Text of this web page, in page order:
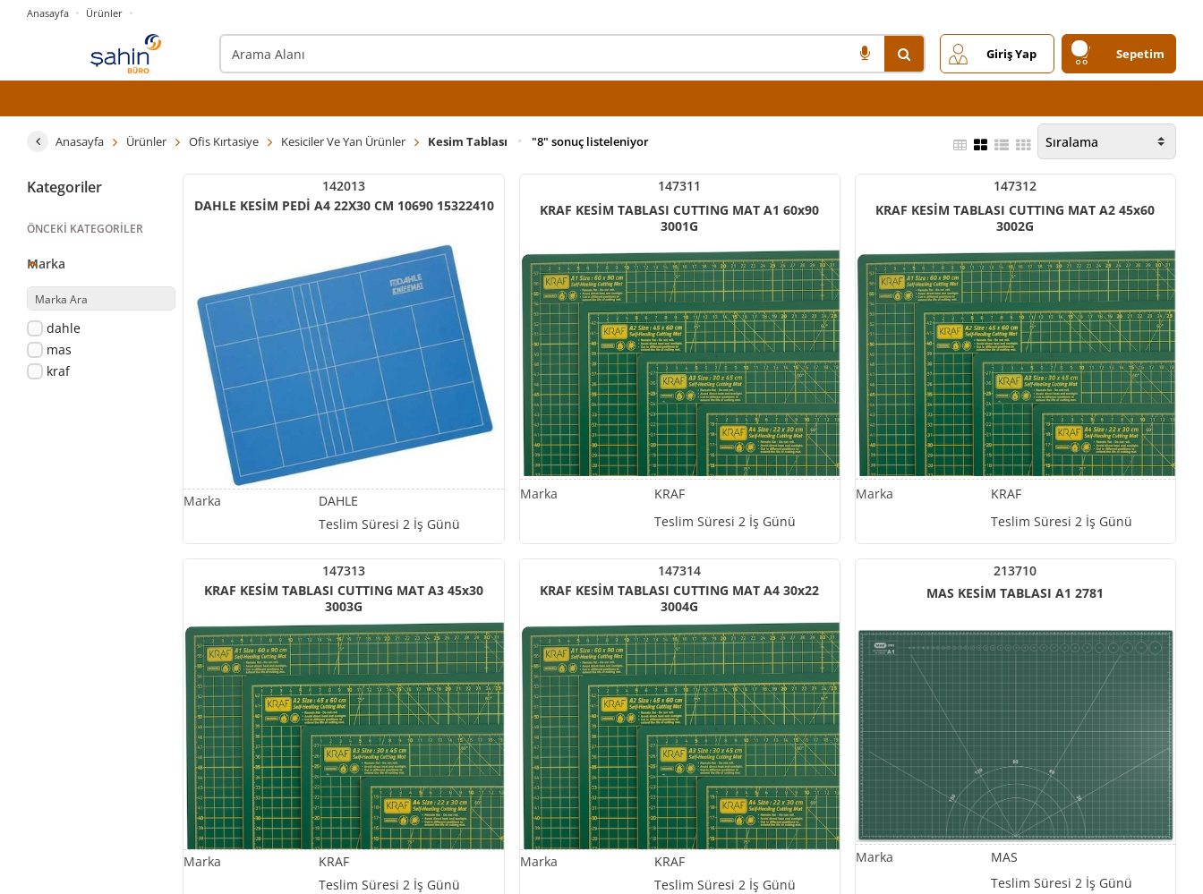
Anasayfa Ürünler
Giriş Yap Sepetim
Anasayfa Ürünler Ofis Kırtasiye Kesiciler Ve Yan Ürünler Kesim Tablası "8" sonuç listeleniyor
Kategoriler
ÖNCEKI KATEGORILER
Marka
dahle
mas
kraf
142013
DAHLE KESİM PEDİ A4 22X30 CM 10690 15322410
DAHLE
Teslim Süresi 2 İş Günü
147311
KRAF KESİM TABLASI CUTTING MAT A1 60x90
3001G
KRAF
Teslim Süresi 2 İş Günü
147312
KRAF KESİM TABLASI CUTTING MAT A2 45x60
3002G
KRAF
Teslim Süresi 2 İş Günü
147313
KRAF KESİM TABLASI CUTTING MAT A3 45x30
3003G
KRAF
Teslim Süresi 2 İş Günü
147314
KRAF KESİM TABLASI CUTTING MAT A4 30x22
3004G
KRAF
Teslim Süresi 2 İş Günü
213710
MAS KESİM TABLASI A1 2781
MAS
Teslim Süresi 2 İş Günü